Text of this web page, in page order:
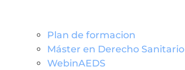
Plan de formacion
Máster en Derecho Sanitario
WebinAEDS